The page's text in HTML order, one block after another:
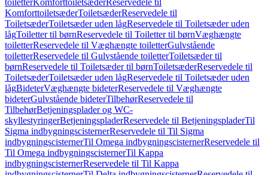
toiletterKomforttoiletsæderReservedele til
KomforttoiletsæderToiletsæderReservedele til
ToiletsæderToiletsæder uden lågReservedele til Toiletsæder uden
lågToiletter til børnReservedele til Toiletter til børnVæghængte
toiletterReservedele til Væghængte toiletterGulvstående
toiletterReservedele til Gulvstående toiletterToiletsæder til
børnReservedele til Toiletsæder til børnToiletsæderReservedele til
ToiletsæderToiletsæder uden lågReservedele til Toiletsæder uden
lågBideterVæghængte bideterReservedele til Væghængte
bideterGulvstående bideterTilbehørReservedele til
TilbehørBetjeningsplader og WC-
skyllestyringerBetjeningspladerReservedele til BetjeningspladerTil
Sigma indbygningscisternerReservedele til Til Sigma
indbygningscisternerTil Omega indbygningscisternerReservedele til
Til Omega indbygningscisternerTil Kappa
indbygningscisternerReservedele til Til Kappa